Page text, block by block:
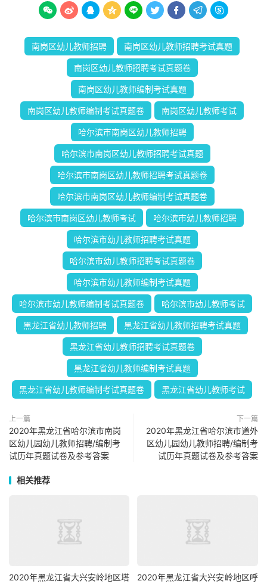
        
南岗区幼儿教师招聘 南岗区幼儿教师招聘考试真题
南岗区幼儿教师招聘考试真题卷
南岗区幼儿教师编制考试真题
南岗区幼儿教师编制考试真题卷 南岗区幼儿教师考试
哈尔滨市南岗区幼儿教师招聘
哈尔滨市南岗区幼儿教师招聘考试真题
哈尔滨市南岗区幼儿教师招聘考试真题卷
哈尔滨市南岗区幼儿教师编制考试真题卷
哈尔滨市南岗区幼儿教师考试 哈尔滨市幼儿教师招聘
哈尔滨市幼儿教师招聘考试真题
哈尔滨市幼儿教师招聘考试真题卷
哈尔滨市幼儿教师编制考试真题
哈尔滨市幼儿教师编制考试真题卷 哈尔滨市幼儿教师考试
黑龙江省幼儿教师招聘 黑龙江省幼儿教师招聘考试真题
黑龙江省幼儿教师招聘考试真题卷
黑龙江省幼儿教师编制考试真题
黑龙江省幼儿教师编制考试真题卷 黑龙江省幼儿教师考试
上一篇
2020年黑龙江省哈尔滨市南岗
区幼儿园幼儿教师招聘/编制考
试历年真题试卷及参考答案
下一篇
2020年黑龙江省哈尔滨市道外
区幼儿园幼儿教师招聘/编制考
试历年真题试卷及参考答案
相关推荐
2020年黑龙江省大兴安岭地区塔
2020年黑龙江省大兴安岭地区呼